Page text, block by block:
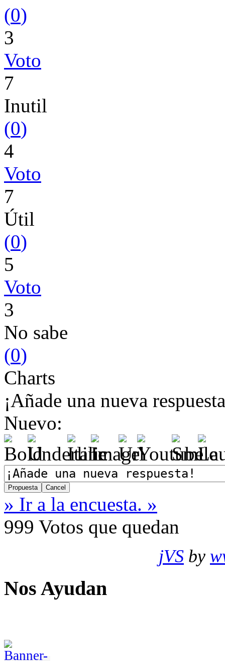
(0)
3
Voto
7
Inutil
(0)
4
Voto
7
Útil
(0)
5
Voto
3
No sabe
(0)
Charts
¡Añade una nueva
Nuevo:
» Ir a la encuesta. »
999 Votos que quedan
jVS by
Nos Ayudan